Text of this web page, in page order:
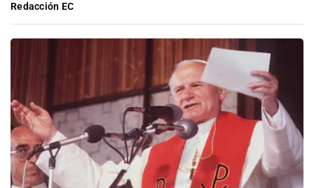
Redacción EC